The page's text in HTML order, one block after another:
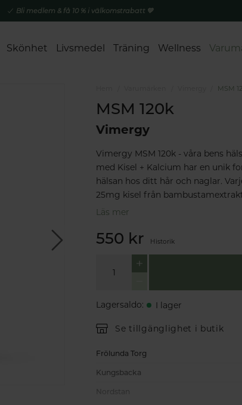
Bli medlem & få 10 % i välkomstrabatt 💚
Skönhet Livsmedel Träning Wellness
MSM
MSM 120k
Vimergy
Vimergy MSM 120k - våra bens
med Kisel + Kalcium har en unik
hälsan hos ditt hår och naglar.
25mg kisel från
Läs mer
550 kr Historik
Lagersaldo: I lager
Se tillgänglighet i butik
Frölunda Torg
Kungsbacka